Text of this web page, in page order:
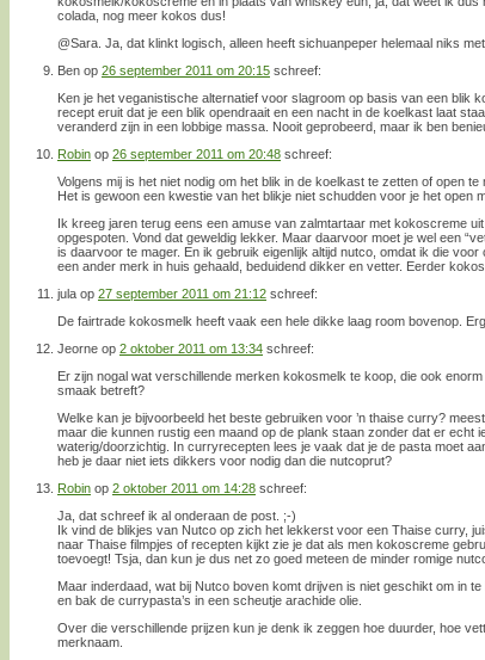
colada, nog meer kokos dus!
@Sara. Ja, dat klinkt logisch, alleen heeft sichuanpeper helemaal niks
Ben op 26 september 2011 om 20:15 schreef:
Ken je het veganistische alternatief voor slagroom op basis van een blik
recept eruit dat je een blik opendraait en een nacht in de koelkast laat
veranderd zijn in een lobbige massa. Nooit geprobeerd, maar ik ben
Robin op 26 september 2011 om 20:48 schreef:
Volgens mij is het niet nodig om het blik in de koelkast te zetten of open
Het is gewoon een kwestie van het blikje niet schudden voor je het open
Ik kreeg jaren terug eens een amuse van zalmtartaar met kokoscreme
opgespoten. Vond dat geweldig lekker. Maar daarvoor moet je wel een
is daarvoor te mager. En ik gebruik eigenlijk altijd nutco, omdat ik die
een ander merk in huis gehaald, beduidend dikker en vetter. Eerder
jula op 27 september 2011 om 21:12 schreef:
De fairtrade kokosmelk heeft vaak een hele dikke laag room bovenop.
Jeorne op 2 oktober 2011 om 13:34 schreef:
Er zijn nogal wat verschillende merken kokosmelk te koop, die ook
smaak betreft?
Welke kan je bijvoorbeeld het beste gebruiken voor ’n thaise curry?
maar die kunnen rustig een maand op de plank staan zonder dat er echt
waterig/doorzichtig. In curryrecepten lees je vaak dat je de pasta moet
heb je daar niet iets dikkers voor nodig dan die nutcoprut?
Robin op 2 oktober 2011 om 14:28 schreef:
Ja, dat schreef ik al onderaan de post. ;-)
Ik vind de blikjes van Nutco op zich het lekkerst voor een Thaise curry,
naar Thaise filmpjes of recepten kijkt zie je dat als men kokoscreme
toevoegt! Tsja, dan kun je dus net zo goed meteen de minder romige
Maar inderdaad, wat bij Nutco boven komt drijven is niet geschikt om in
en bak de currypasta’s in een scheutje arachide olie.
Over die verschillende prijzen kun je denk ik zeggen hoe duurder, hoe
merknaam.